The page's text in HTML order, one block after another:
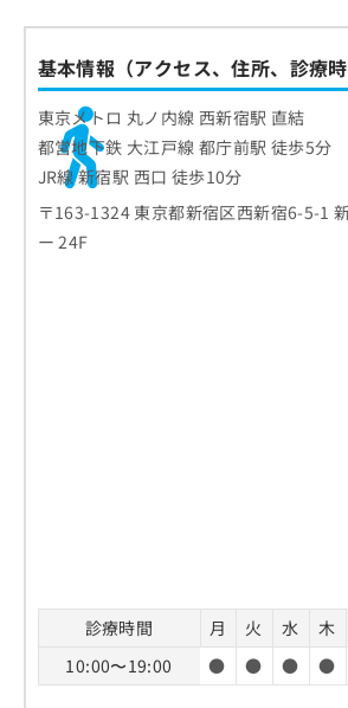
基本情報（アクセス、住所、診療時
東京メトロ 丸ノ内線 西新宿駅 直結
都営地下鉄 大江戸線 都庁前駅 徒歩5分
JR線 新宿駅 西口 徒歩10分
〒163-1324 東京都新宿区西新宿6-5-1
ー 24F
診療時間 月 火 水 木
10:00〜19:00
● ● ● ●